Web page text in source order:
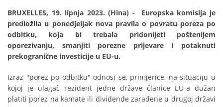
BRUXELLES, 19. lipnja 2023. (Hina) - Europska komisija je
predložila u ponedjeljak nova pravila o povratu poreza po
odbitku, koja bi trebala pridonijeti poštenijem
oporezivanju, smanjiti porezne prijevare i potaknuti
prekogranične investicije u EU-u.
Izraz "porez po odbitku" odnosi se, primjerice, na situaciju u
kojoj je ulagač rezident jedne države članice EU-a dužan
platiti porez na kamate ili dividende zarađene u drugoj državi